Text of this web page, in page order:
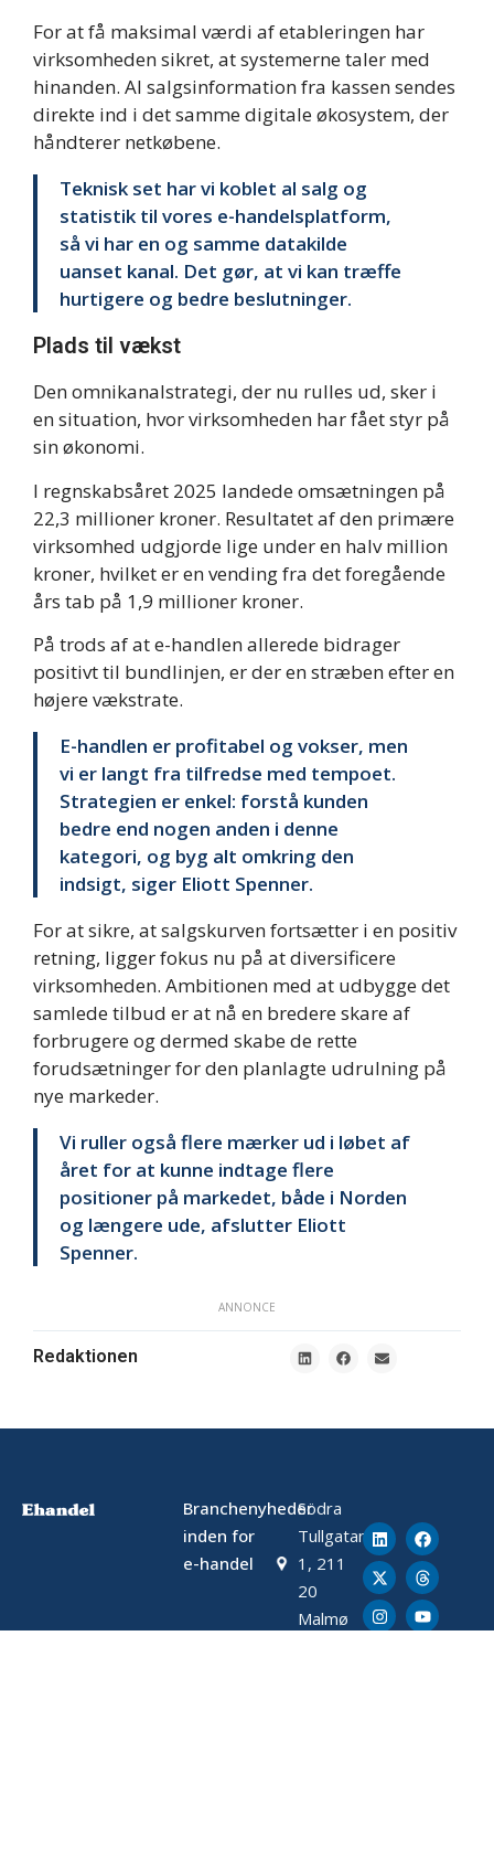
For at få maksimal værdi af etableringen har
virksomheden sikret, at systemerne taler med
hinanden. Al salgsinformation fra kassen sendes
direkte ind i det samme digitale økosystem, der
håndterer netkøbene.
Teknisk set har vi koblet al salg og
statistik til vores e-handelsplatform,
så vi har en og samme datakilde
uanset kanal. Det gør, at vi kan træffe
hurtigere og bedre beslutninger.
Plads til vækst
Den omnikanalstrategi, der nu rulles ud, sker i
en situation, hvor virksomheden har fået styr på
sin økonomi.
I regnskabsåret 2025 landede omsætningen på
22,3 millioner kroner. Resultatet af den primære
virksomhed udgjorde lige under en halv million
kroner, hvilket er en vending fra det foregående
års tab på 1,9 millioner kroner.
På trods af at e-handlen allerede bidrager
positivt til bundlinjen, er der en stræben efter en
højere vækstrate.
E-handlen er profitabel og vokser, men
vi er langt fra tilfredse med tempoet.
Strategien er enkel: forstå kunden
bedre end nogen anden i denne
kategori, og byg alt omkring den
indsigt, siger Eliott Spenner.
For at sikre, at salgskurven fortsætter i en positiv
retning, ligger fokus nu på at diversificere
virksomheden. Ambitionen med at udbygge det
samlede tilbud er at nå en bredere skare af
forbrugere og dermed skabe de rette
forudsætninger for den planlagte udrulning på
nye markeder.
Vi ruller også flere mærker ud i løbet af
året for at kunne indtage flere
positioner på markedet, både i Norden
og længere ude, afslutter Eliott
Spenner.
ANNONCE
Redaktionen
Branchenyheder
inden for
e-handel
Södra
Tullgatan
1, 211
20
Malmø